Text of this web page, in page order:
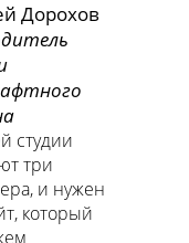
Дорохов
студии
три
и нужен
который